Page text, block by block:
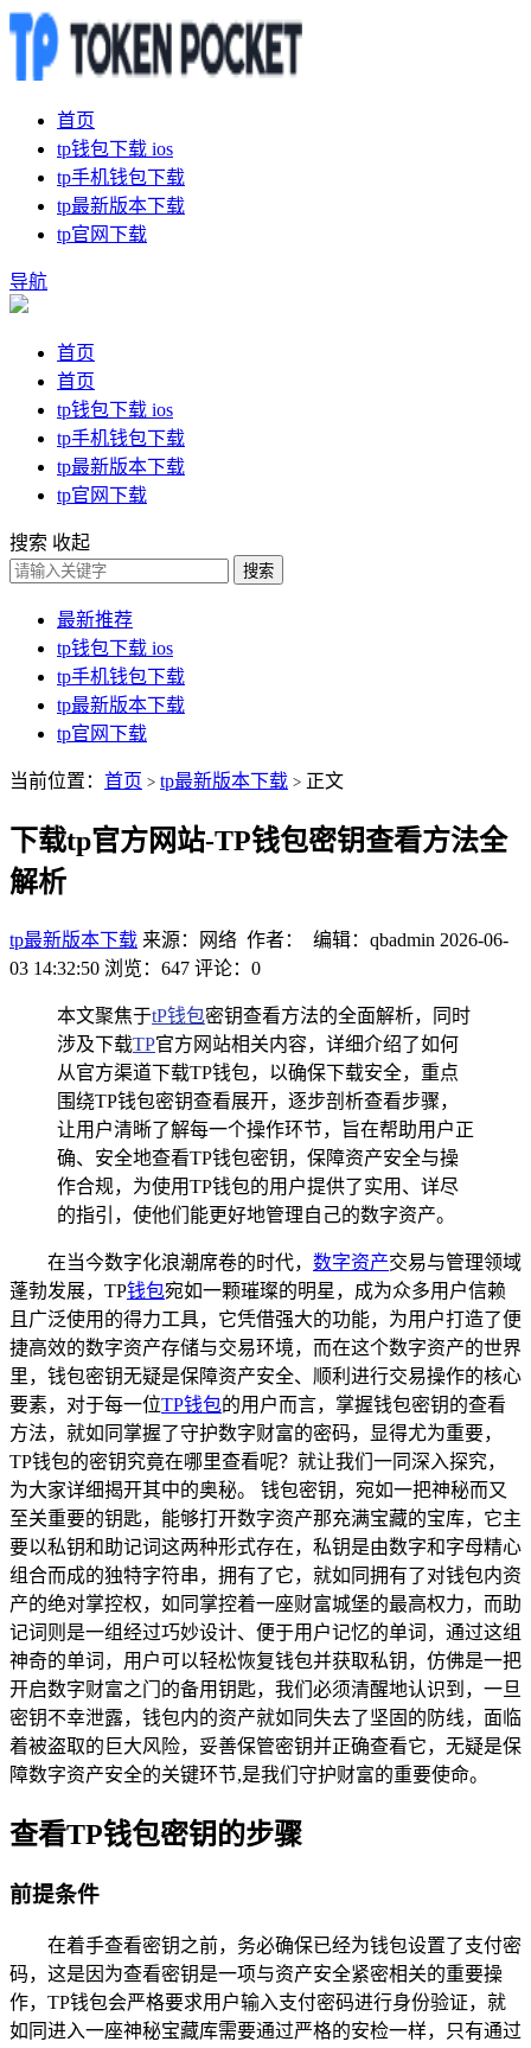
首页
tp钱包下载 ios
tp手机钱包下载
tp最新版本下载
tp官网下载
导航
首页
首页
tp钱包下载 ios
tp手机钱包下载
tp最新版本下载
tp官网下载
搜索 收起
搜索
最新推荐
tp钱包下载 ios
tp手机钱包下载
tp最新版本下载
tp官网下载
当前位置： 首页 > tp最新版本下载 > 正文
下载tp官方网站-TP钱包密钥查看方法全
解析
tp最新版本下载 来源：网络 作者： 编辑：qbadmin 2026-06-
03 14:32:50 浏览：647 评论：0
本文聚焦于tP钱包密钥查看方法的全面解析，同时
涉及下载TP官方网站相关内容，详细介绍了如何
从官方渠道下载TP钱包，以确保下载安全，重点
围绕TP钱包密钥查看展开，逐步剖析查看步骤，
让用户清晰了解每一个操作环节，旨在帮助用户正
确、安全地查看TP钱包密钥，保障资产安全与操
作合规，为使用TP钱包的用户提供了实用、详尽
的指引，使他们能更好地管理自己的数字资产。
在当今数字化浪潮席卷的时代， 数字资产交易与管理领域
蓬勃发展，TP钱包宛如一颗璀璨的明星，成为众多用户信赖
且广泛使用的得力工具，它凭借强大的功能，为用户打造了便
捷高效的数字资产存储与交易环境，而在这个数字资产的世界
里，钱包密钥无疑是保障资产安全、顺利进行交易操作的核心
要素，对于每一位TP钱包的用户而言，掌握钱包密钥的查看
方法，就如同掌握了守护数字财富的密码，显得尤为重要，
TP钱包的密钥究竟在哪里查看呢？就让我们一同深入探究，
为大家详细揭开其中的奥秘。 钱包密钥，宛如一把神秘而又
至关重要的钥匙，能够打开数字资产那充满宝藏的宝库，它主
要以私钥和助记词这两种形式存在，私钥是由数字和字母精心
组合而成的独特字符串，拥有了它，就如同拥有了对钱包内资
产的绝对掌控权，如同掌控着一座财富城堡的最高权力，而助
记词则是一组经过巧妙设计、便于用户记忆的单词，通过这组
神奇的单词，用户可以轻松恢复钱包并获取私钥，仿佛是一把
开启数字财富之门的备用钥匙，我们必须清醒地认识到，一旦
密钥不幸泄露，钱包内的资产就如同失去了坚固的防线，面临
着被盗取的巨大风险，妥善保管密钥并正确查看它，无疑是保
障数字资产安全的关键环节,是我们守护财富的重要使命。
查看TP钱包密钥的步骤
前提条件
在着手查看密钥之前，务必确保已经为钱包设置了支付密
码，这是因为查看密钥是一项与资产安全紧密相关的重要操
作，TP钱包会严格要求用户输入支付密码进行身份验证，就
如同进入一座神秘宝藏库需要通过严格的安检一样，只有通过